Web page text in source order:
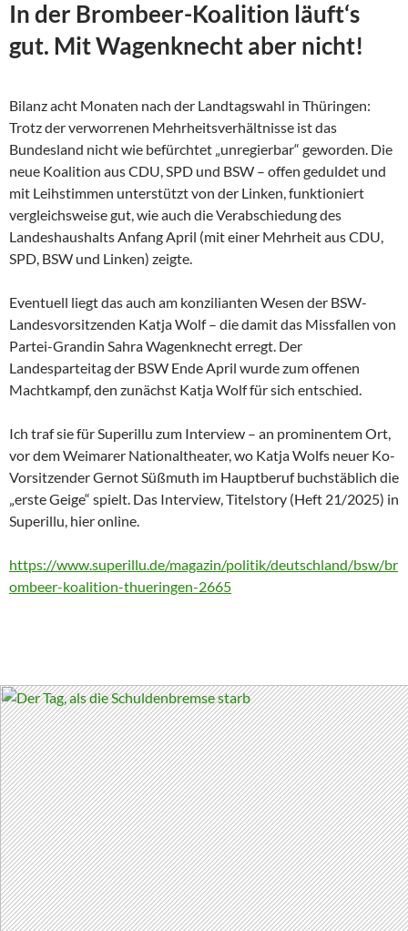
In der Brombeer-Koalition läuft‘s
gut. Mit Wagenknecht aber nicht!
Bilanz acht Monaten nach der Landtagswahl in Thüringen:
Trotz der verworrenen Mehrheitsverhältnisse ist das
Bundesland nicht wie befürchtet „unregierbar“ geworden. Die
neue Koalition aus CDU, SPD und BSW – offen geduldet und
mit Leihstimmen unterstützt von der Linken, funktioniert
vergleichsweise gut, wie auch die Verabschiedung des
Landeshaushalts Anfang April (mit einer Mehrheit aus CDU,
SPD, BSW und Linken) zeigte.
Eventuell liegt das auch am konzilianten Wesen der BSW-
Landesvorsitzenden Katja Wolf – die damit das Missfallen von
Partei-Grandin Sahra Wagenknecht erregt. Der
Landesparteitag der BSW Ende April wurde zum offenen
Machtkampf, den zunächst Katja Wolf für sich entschied.
Ich traf sie für Superillu zum Interview – an prominentem Ort,
vor dem Weimarer Nationaltheater, wo Katja Wolfs neuer Ko-
Vorsitzender Gernot Süßmuth im Hauptberuf buchstäblich die
„erste Geige“ spielt. Das Interview, Titelstory (Heft 21/2025) in
Superillu, hier online.
https://www.superillu.de/magazin/politik/deutschland/bsw/br
ombeer-koalition-thueringen-2665